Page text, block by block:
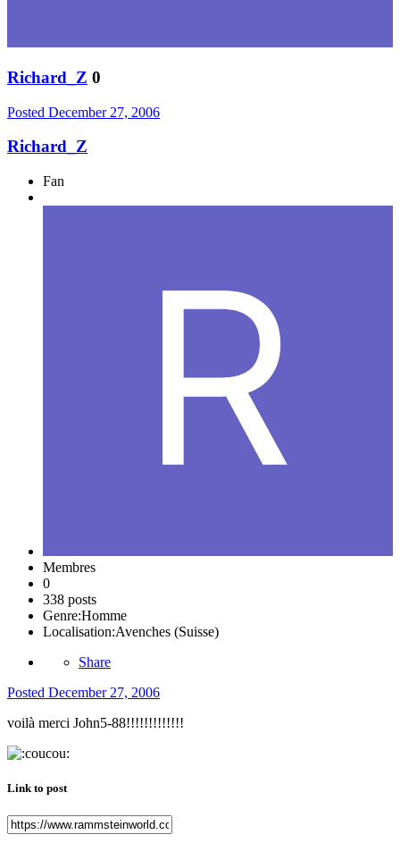
Richard_Z 0
Posted December 27, 2006
Richard_Z
Fan
Membres
0
338 posts
Genre:Homme
Localisation:Avenches (Suisse)
Share
Posted December 27, 2006
voilà merci John5-88!!!!!!!!!!!!!
Link to post